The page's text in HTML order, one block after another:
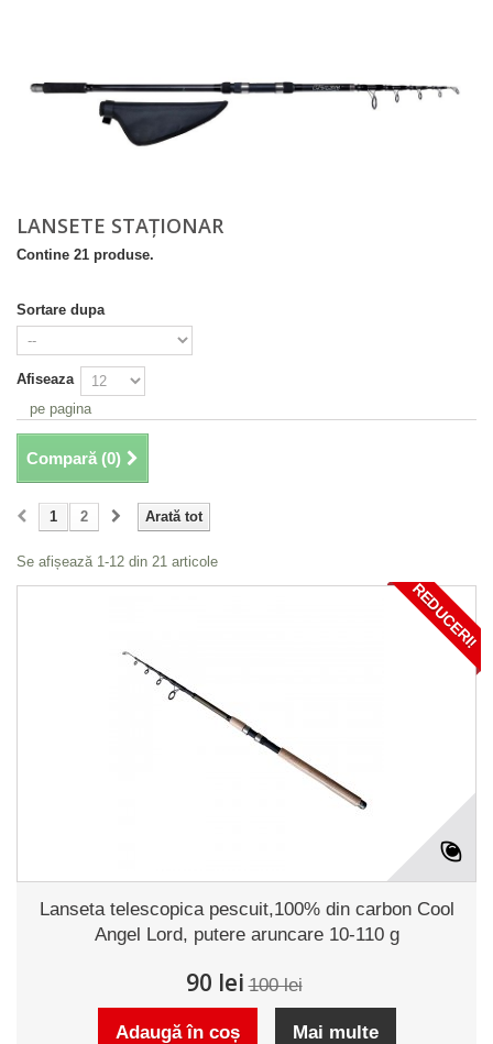
LANSETE STAȚIONAR
Contine 21 produse.
Sortare dupa
Afiseaza
pe pagina
Compară (0)
Arată tot
1 2
Se afișează 1-12 din 21 articole
REDUCERI!
Lanseta telescopica pescuit,100% din carbon Cool
Angel Lord, putere aruncare 10-110 g
90 lei 100 lei
Adaugă în coș Mai multe